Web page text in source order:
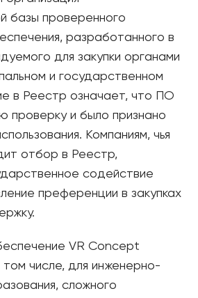
базы проверенного
разработанного в
для закупки органами
и государственном
в Реестр означает, что ПО
проверку и было признано
Компаниям, чья
отбор в Реестр,
содействие
преференции в закупках
VR Concept
числе, для инженерно-
сложного